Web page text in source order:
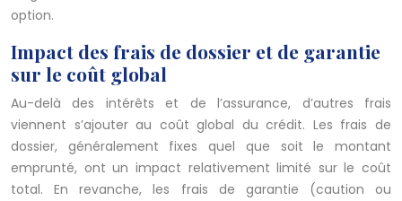
option.
Impact des frais de dossier et de garantie
sur le coût global
Au-delà des intérêts et de l’assurance, d’autres frais
viennent s’ajouter au coût global du crédit. Les frais de
dossier, généralement fixes quel que soit le montant
emprunté, ont un impact relativement limité sur le coût
total. En revanche, les frais de garantie (caution ou